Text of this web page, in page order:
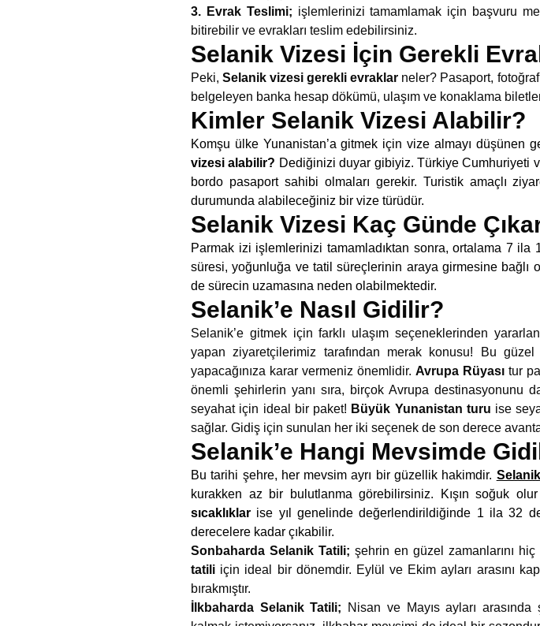
3. Evrak Teslimi; işlemlerinizi tamamlamak için başvuru
bitirebilir ve evrakları teslim edebilirsiniz.
Selanik Vizesi İçin Gerekli
Peki,Selanik vizesi gerekli evraklar neler? Pasaport,
belgeleyen banka hesap dökümü, ulaşım ve konaklama
Kimler Selanik Vizesi Alabilir?
Komşu ülke Yunanistan’a gitmek için vize almayı düşünen
vizesi alabilir? Dediğinizi duyar gibiyiz. Türkiye Cumhuriyeti
bordo pasaport sahibi olmaları gerekir. Turistik amaçlı
durumunda alabileceğiniz bir vize türüdür.
Selanik Vizesi Kaç Günde
Parmak izi işlemlerinizi tamamladıktan sonra, ortalama 7 ila
süresi, yoğunluğa ve tatil süreçlerinin araya girmesine bağlı
de sürecin uzamasına neden olabilmektedir.
Selanik’e Nasıl Gidilir?
Selanik’e gitmek için farklı ulaşım seçeneklerinden
yapan ziyaretçilerimiz tarafından merak konusu! Bu
yapacağınıza karar vermeniz önemlidir.Avrupa Rüyasıtur
önemli şehirlerin yanı sıra, birçok Avrupa destinasyonunu
seyahat için ideal bir paket! Büyük Yunanistan turu ise
sağlar. Gidiş için sunulan her iki seçenek de son derece
Selanik’e Hangi Mevsimde
Bu tarihi şehre, her mevsim ayrı bir güzellik hakimdir.
kurakken az bir bulutlanma görebilirsiniz. Kışın soğuk
sıcaklıklar ise yıl genelinde değerlendirildiğinde 1 ila 32
derecelere kadar çıkabilir.
Sonbaharda Selanik Tatili; şehrin en güzel zamanlarını
tatili için ideal bir dönemdir. Eylül ve Ekim ayları arasını
bırakmıştır.
İlkbaharda Selanik Tatili;
Nisan ve Mayıs ayları